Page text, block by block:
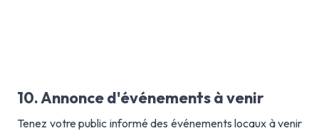
10. Annonce d'événements à venir
Tenez votre public informé des événements locaux à venir